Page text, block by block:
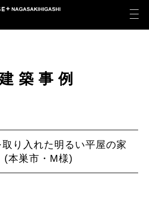
建築事例
取り入れた明るい平屋の家
(本巣市・M様)